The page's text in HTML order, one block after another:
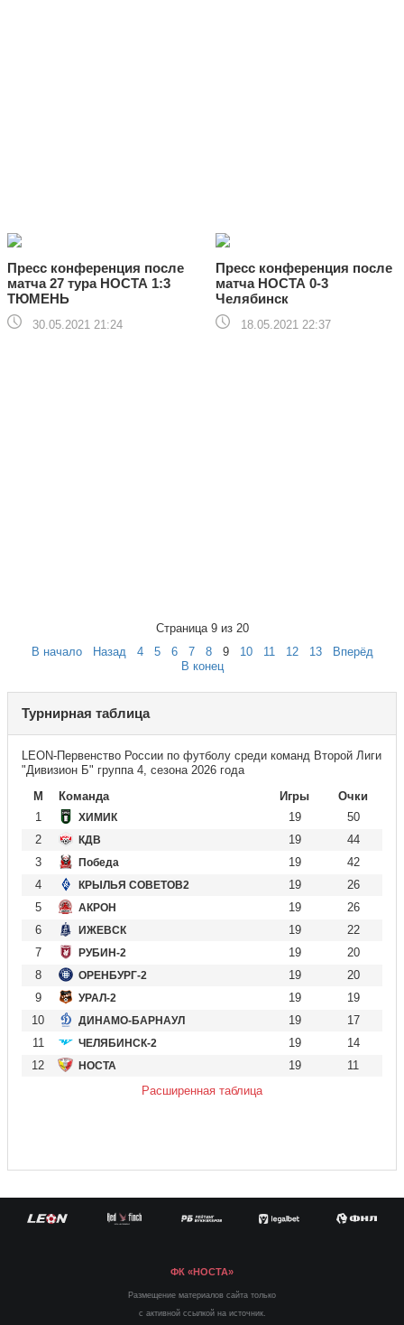
Пресс конференция после
матча 27 тура НОСТА 1:3
ТЮМЕНЬ
30.05.2021 21:24
Пресс конференция после
матча НОСТА 0-3
Челябинск
18.05.2021 22:37
Страница 9 из 20
В начало
Назад 4 5 6 7 8 9 10 11 12 13
Вперёд
В конец
Турнирная таблица
LEON-Первенство России по футболу среди команд Второй Лиги
"Дивизион Б" группа 4, сезона 2026 года
М
Команда Игры
Очки
1
ХИМИК 19
50
2
КДВ 19
44
3
Победа 19
42
4
КРЫЛЬЯ СОВЕТОВ2 19
26
5
АКРОН 19
26
6
ИЖЕВСК 19
22
7
РУБИН-2 19
20
8
ОРЕНБУРГ-2 19
20
9
УРАЛ-2 19
19
10
ДИНАМО-БАРНАУЛ 19
17
11
ЧЕЛЯБИНСК-2 19
14
12
НОСТА 19
11
Расширенная таблица
ФК «НОСТА»
Размещение материалов сайта только
с активной ссылкой на источник.